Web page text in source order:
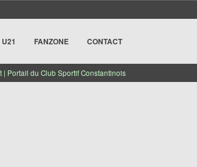
FANZONE CONTACT
| Portail du Club Sportif Constantinois